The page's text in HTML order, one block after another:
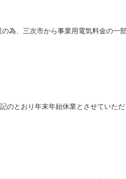
為、三次市から事業用電気料金の一
とおり年末年始休業とさせていただ